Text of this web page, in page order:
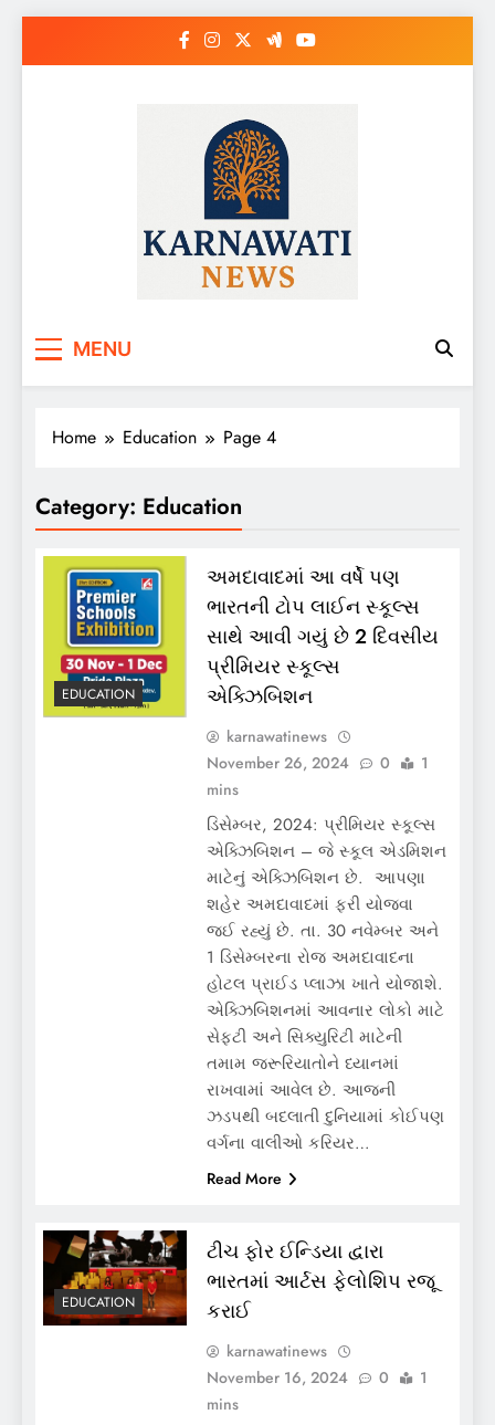
MENU
Home Education Page 4
Category: Education
EDUCATION
અમદાવાદમાં આ વર્ષે પણ
ભારતની ટોપ લાઈન સ્કૂલ્સ
સાથે આવી ગયું છે 2 દિવસીય
પ્રીમિયર સ્કૂલ્સ
એક્ઝિબિશન
karnawatinews
November 26, 2024
0
1
mins
ડિસેમ્બર, 2024: પ્રીમિયર સ્કૂલ્સ
એક્ઝિબિશન – જે સ્કૂલ એડમિશન
માટેનું એક્ઝિબિશન છે. આપણા
શહેર અમદાવાદમાં ફરી યોજવા
જઈ રહ્યું છે. તા. 30 નવેમ્બર અને
1 ડિસેમ્બરના રોજ અમદાવાદના
હોટલ પ્રાઈડ પ્લાઝા ખાતે યોજાશે.
એક્ઝિબિશનમાં આવનાર લોકો માટે
સેફટી અને સિક્યુરિટી માટેની
તમામ જરૂરિયાતોને ધ્યાનમાં
રાખવામાં આવેલ છે. આજની
ઝડપથી બદલાતી દુનિયામાં કોઈપણ
વર્ગના ­­વાલીઓ કરિયર…
Read More
EDUCATION
ટીચ ફોર ઈન્ડિયા દ્વારા
ભારતમાં આર્ટસ ફેલોશિપ રજૂ
કરાઈ
karnawatinews
November 16, 2024
0
1
mins